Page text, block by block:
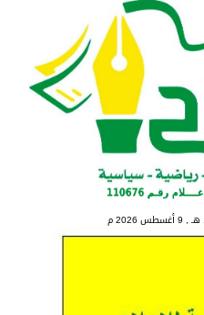
9 أغسطس 2026 م